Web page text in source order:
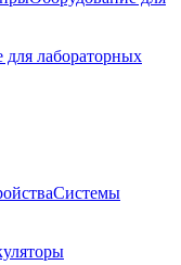
лабораторных
Системы